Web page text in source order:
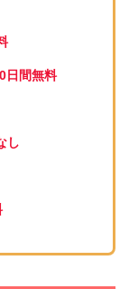
日間無料
し